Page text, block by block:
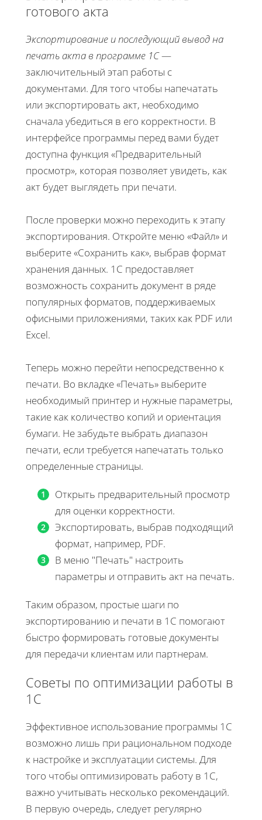
готового акта
Экспортирование и последующий вывод на
печать акта в программе 1С—
заключительный этап работы с
документами. Для того чтобы напечатать
или экспортировать акт, необходимо
сначала убедиться в его корректности. В
интерфейсе программы перед вами будет
доступна функция «Предварительный
просмотр», которая позволяет увидеть, как
акт будет выглядеть при печати.
После проверки можно переходить к этапу
экспортирования. Откройте меню «Файл» и
выберите «Сохранить как», выбрав формат
хранения данных. 1С предоставляет
возможность сохранить документ в ряде
популярных форматов, поддерживаемых
офисными приложениями, таких как PDF или
Excel.
Теперь можно перейти непосредственно к
печати. Во вкладке «Печать» выберите
необходимый принтер и нужные параметры,
такие как количество копий и ориентация
бумаги. Не забудьте выбрать диапазон
печати, если требуется напечатать только
определенные страницы.
Открыть предварительный просмотр
для оценки корректности.
Экспортировать, выбрав подходящий
формат, например, PDF.
В меню "Печать" настроить
параметры и отправить акт на печать.
Таким образом, простые шаги по
экспортированию и печати в 1С помогают
быстро формировать готовые документы
для передачи клиентам или партнерам.
Советы по оптимизации работы в
1С
Эффективное использование программы 1С
возможно лишь при рациональном подходе
к настройке и эксплуатации системы. Для
того чтобы оптимизировать работу в 1С,
важно учитывать несколько рекомендаций.
В первую очередь, следует регулярно